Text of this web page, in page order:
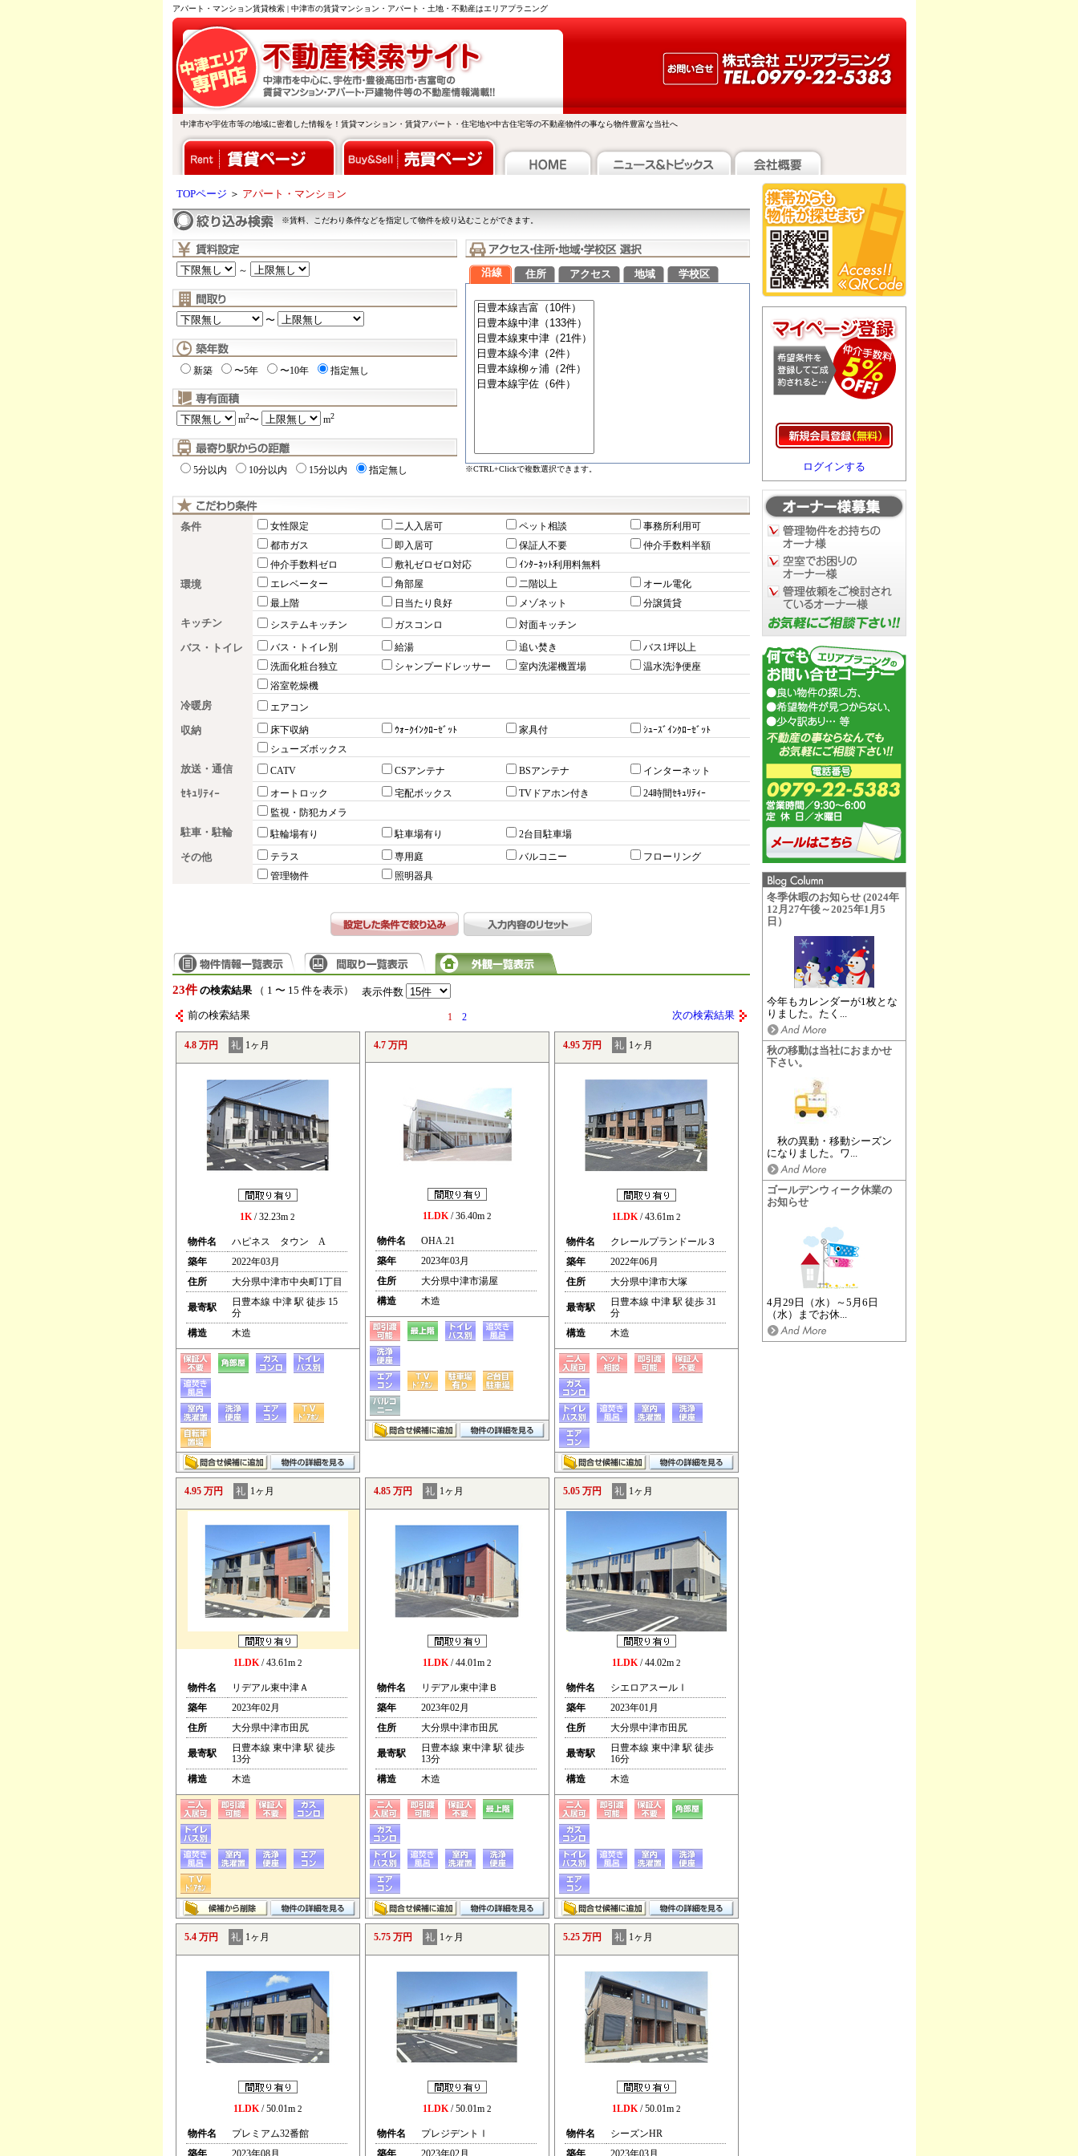
アパート・マンション賃貸検索 | 中津市の賃貸マンション・アパート・土地・不動産はエリアプラニング
中津市や宇佐市等の地域に密着した情報を！賃貸マンション・賃貸アパート・住宅地や中古住宅等の不動産物件の事なら物件豊富な当社へ
ログインする
冬季休暇のお知らせ (2024年
12月27午後～2025年1月5
日）
今年もカレンダーが1枚とな
りました。たく...
秋の移動は当社におまかせ
下さい。
秋の異動・移動シーズン
になりました。ワ...
ゴールデンウィーク休業の
お知らせ
4月29日（水）～5月6日
（水）までお休...
TOPページ ＞ アパート・マンション
※賃料、こだわり条件などを指定して物件を絞り込むことができます。
～
〜
新築 〜5年 〜10年 指定無し
m2〜 m2
5分以内 10分以内 15分以内 指定無し
沿線 住所 アクセス 地域 学校区
※CTRL+Clickで複数選択できます。
条件 女性限定 二人入居可 ペット相談
事務所利用可
都市ガス
即入居可 保証人不要
仲介手数料半額
仲介手数料ゼロ
敷礼ゼロゼロ対応 ｲﾝﾀｰﾈｯﾄ利用料無料
環境 エレベーター 角部屋 二階以上
オール電化
最上階
日当たり良好 メゾネット 分譲賃貸
キッチン システムキッチン ガスコンロ 対面キッチン
バス・トイレ バス・トイレ別 給湯 追い焚き
バス1坪以上
洗面化粧台独立
シャンプードレッサー 室内洗濯機置場
温水洗浄便座
浴室乾燥機
冷暖房 エアコン
収納 床下収納 ｳｫｰｸｲﾝｸﾛｰｾﾞｯﾄ 家具付
ｼｭｰｽﾞｲﾝｸﾛｰｾﾞｯﾄ
シューズボックス
放送・通信 CATV CSアンテナ BSアンテナ インターネット
ｾｷｭﾘﾃｨｰ オートロック 宅配ボックス TVドアホン付き
24時間ｾｷｭﾘﾃｨｰ
監視・防犯カメラ
駐車・駐輪 駐輪場有り 駐車場有り 2台目駐車場
その他 テラス 専用庭 バルコニー
フローリング
管理物件
照明器具
23件 の検索結果（ 1 〜 15 件を表示） 表示件数
前の検索結果 1 2 次の検索結果
4.8 万円 礼 1ヶ月
1K/ 32.23m 2
物件名
ハピネス タウン A
築年
2022年03月
住所
大分県中津市中央町1丁目
最寄駅
日豊本線 中津 駅 徒歩 15
分
構造
木造
4.7 万円
1LDK/ 36.40m 2
物件名
OHA.21
築年
2023年03月
住所
大分県中津市湯屋
構造
木造
4.95 万円 礼 1ヶ月
1LDK/ 43.61m 2
物件名
クレールプランドール３
築年
2022年06月
住所
大分県中津市大塚
最寄駅
日豊本線 中津 駅 徒歩 31
分
構造
木造
4.95 万円 礼 1ヶ月
1LDK/ 43.61m 2
物件名
リデアル東中津Ａ
築年
2023年02月
住所
大分県中津市田尻
最寄駅
日豊本線 東中津 駅 徒歩
13分
構造
木造
4.85 万円 礼 1ヶ月
1LDK/ 44.01m 2
物件名
リデアル東中津Ｂ
築年
2023年02月
住所
大分県中津市田尻
最寄駅
日豊本線 東中津 駅 徒歩
13分
構造
木造
5.05 万円 礼 1ヶ月
1LDK/ 44.02m 2
物件名
シエロアスールⅠ
築年
2023年01月
住所
大分県中津市田尻
最寄駅
日豊本線 東中津 駅 徒歩
16分
構造
木造
5.4 万円 礼 1ヶ月
1LDK/ 50.01m 2
物件名
プレミアム32番館
5.75 万円 礼 1ヶ月
1LDK/ 50.01m 2
物件名
プレジデントⅠ
5.25 万円 礼 1ヶ月
1LDK/ 50.01m 2
物件名
シーズンHR